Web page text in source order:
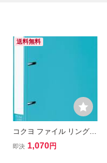
送料無料
コクヨ ファイル リングフ
ァイル NEOS A4 220枚収
即決 1,070円